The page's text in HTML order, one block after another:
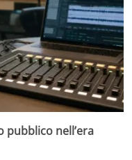
pubblico nell’era